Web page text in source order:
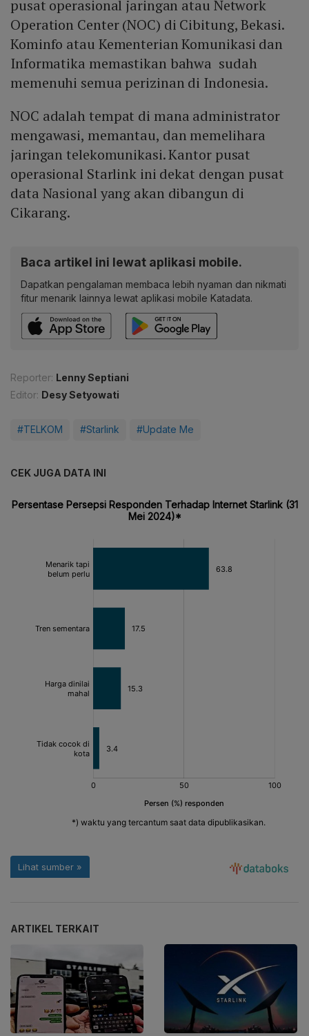
pusat operasional jaringan atau Network
Operation Center (NOC) di Cibitung, Bekasi.
Kominfo atau Kementerian Komunikasi dan
Informatika memastikan bahwa sudah
memenuhi semua perizinan di Indonesia.
NOC adalah tempat di mana administrator
mengawasi, memantau, dan memelihara
jaringan telekomunikasi. Kantor pusat
operasional Starlink ini dekat dengan pusat
data Nasional yang akan dibangun di
Cikarang.
Baca artikel ini lewat aplikasi mobile.
Dapatkan pengalaman membaca lebih nyaman dan nikmati
fitur menarik lainnya lewat aplikasi mobile Katadata.
Reporter: Lenny Septiani
Editor: Desy Setyowati
#TELKOM #Starlink #Update Me
CEK JUGA DATA INI
ARTIKEL TERKAIT